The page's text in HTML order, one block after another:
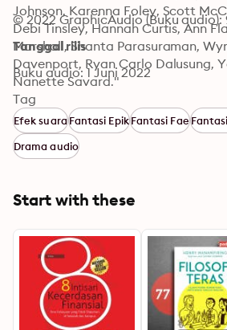
Johnson, Karenna Foley, Scott
Debi Tinsley, Hannah Curtis, Ann
Marshall, Shanta Parasuraman,
Davenport, Ryan Carlo Dalusung,
Nanette Savard."
© 2022 GraphicAudio (Buku audio):
Tanggal rilis
Buku audio: 1 Juni 2022
Tag
Efek suaraFantasi EpikFantasi Fae
Drama audio
Start with these